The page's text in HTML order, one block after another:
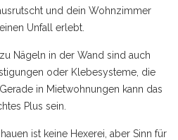
und dein Wohnzimmer
Unfall erlebt.
Nägeln in der Wand sind auch
oder Klebesysteme, die
in Mietwohnungen kann das
Plus sein.
ist keine Hexerei, aber Sinn für